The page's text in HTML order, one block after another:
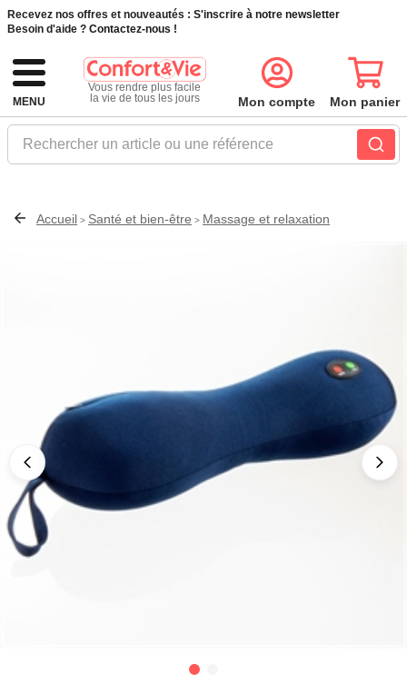
Recevez nos offres et nouveautés : S'inscrire à notre newsletter
Besoin d'aide ? Contactez-nous !
MENU
Vous rendre plus facile
la vie de tous les jours
Rechercher un article ou une référence
Mon compte Mon panier
Accueil > Santé et bien-être > Massage et relaxation